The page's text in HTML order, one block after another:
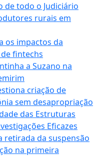
de todo o Judiciário
rurais em
os impactos da
fintechs
a Suzano na
criação de
sem desapropriação
das Estruturas
Eficazes
da suspensão
na primeira